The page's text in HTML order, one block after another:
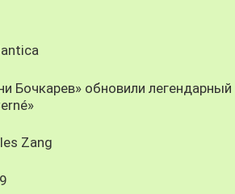
Бочкарев» обновили легендарный
Zang